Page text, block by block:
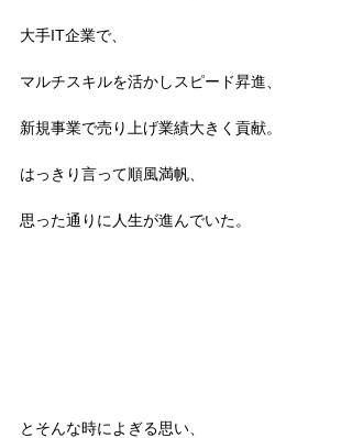
大手IT企業で、
マルチスキルを活かしスピード昇進、
新規事業で売り上げ業績大きく貢献。
はっきり言って順風満帆、
思った通りに人生が進んでいた。
とそんな時によぎる思い、